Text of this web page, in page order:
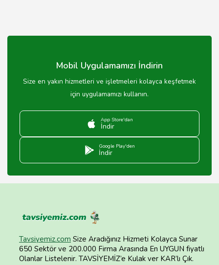
Mobil Uygulamamızı İndirin
Size en yakın hizmetleri ve işletmeleri kolayca keşfetmek
için uygulamamızı kullanın.
App Store'dan
İndir
Google Play'den
İndir
Tavsiyemiz.com Size Aradığınız Hizmeti Kolayca Sunar
650 Sektör ve 200.000 Firma Arasında En UYGUN fiyatlı
Olanlar Listelenir. TAVSİYEMİZ’e Kulak ver KAR’lı Çık.